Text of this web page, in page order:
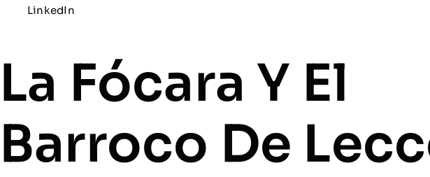
LinkedIn
La Fócara Y El
Barroco De